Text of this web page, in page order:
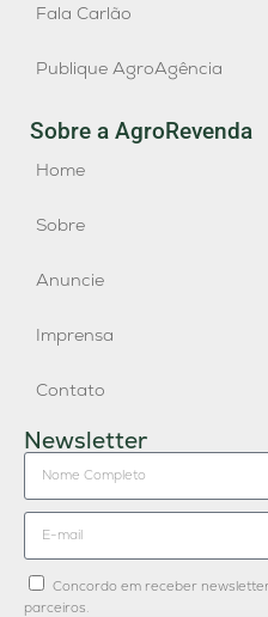
Fala Carlão
Publique AgroAgência
Sobre a AgroRevenda
Home
Sobre
Anuncie
Imprensa
Contato
Newsletter
Concordo em receber
parceiros.